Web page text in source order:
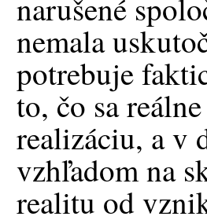
narušené
nemala
potrebuje
to, čo sa
realizáciu, a v
vzhľadom na
realitu od